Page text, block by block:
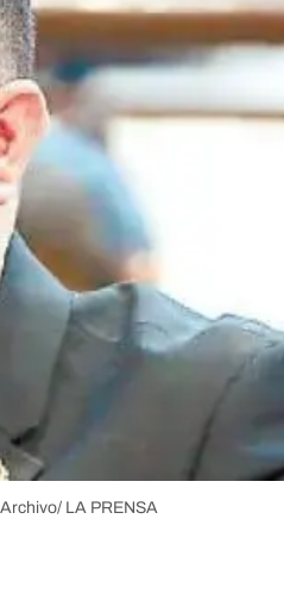
LA PRENSA